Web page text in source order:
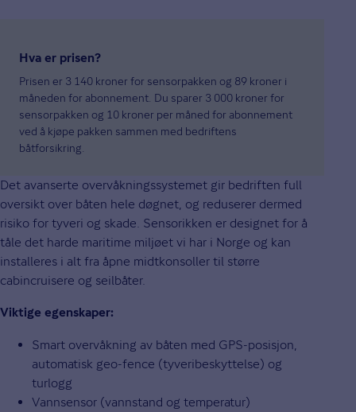
Hva er prisen?
Prisen er 3 140 kroner for sensorpakken og 89 kroner i
måneden for abonnement. Du sparer 3 000 kroner for
sensorpakken og 10 kroner per måned for abonnement
ved å kjøpe pakken sammen med bedriftens
båtforsikring.
Det avanserte overvåkningssystemet gir bedriften full
oversikt over båten hele døgnet, og reduserer dermed
risiko for tyveri og skade. Sensorikken er designet for å
tåle det harde maritime miljøet vi har i Norge og kan
installeres i alt fra åpne midtkonsoller til større
cabincruisere og seilbåter.
Viktige egenskaper:
Smart overvåkning av båten med GPS-posisjon,
automatisk geo-fence (tyveribeskyttelse) og
turlogg
Vannsensor (vannstand og temperatur)